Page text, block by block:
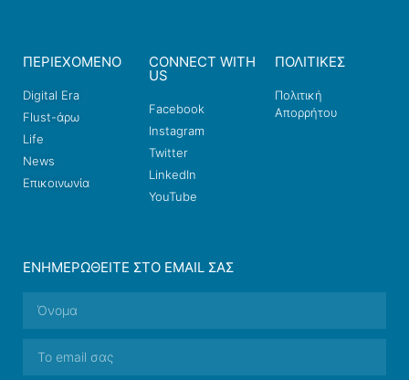
ΠΕΡΙΕΧΟΜΕΝΟ
Digital Era
Flust-άρω
Life
News
Επικοινωνία
CONNECT WITH
US
Facebook
Instagram
Twitter
LinkedIn
YouTube
ΠΟΛΙΤΙΚΕΣ
Πολιτική
Απορρήτου
ΕΝΗΜΕΡΩΘΕΊΤΕ ΣΤΟ EMAIL ΣΑΣ